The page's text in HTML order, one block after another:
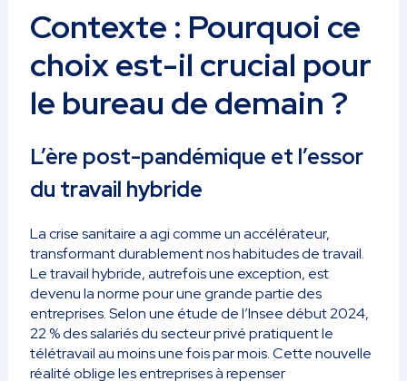
Contexte : Pourquoi ce
choix est-il crucial pour
le bureau de demain ?
L’ère post-pandémique et l’essor
du travail hybride
La crise sanitaire a agi comme un accélérateur,
transformant durablement nos habitudes de travail.
Le travail hybride, autrefois une exception, est
devenu la norme pour une grande partie des
entreprises. Selon une étude de l’Insee début 2024,
22 % des salariés du secteur privé pratiquent le
télétravail au moins une fois par mois. Cette nouvelle
réalité oblige les entreprises à repenser